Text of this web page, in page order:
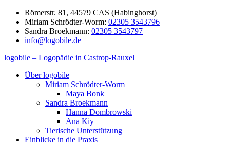
Zum
Inhalt
springen
Römerstr. 81, 44579 CAS (Habinghorst)
Miriam Schrödter-Worm: 02305 3543796
Sandra Broekmann: 02305 3543797
info@logobile.de
logobile – Logopädie in Castrop-Rauxel
logobile
logopädische
Praxisgemeinschaft
Über logobile
Miriam Schrödter-Worm
Maya Bonk
Sandra Broekmann
Hanna Dombrowski
Ana Kiy
Tierische Unterstützung
Einblicke in die Praxis